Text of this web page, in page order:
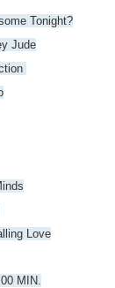
Tonight?
Jude
Love
MIN.